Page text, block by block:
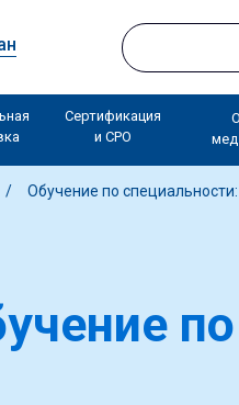
Сертификация
и СРО
мед
Обучение по
по